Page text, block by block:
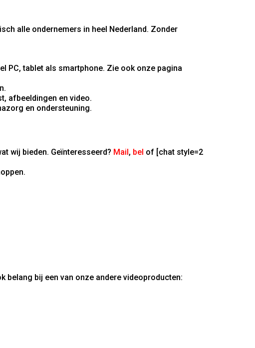
alle ondernemers in heel Nederland. Zonder
PC, tablet als smartphone. Zie ook onze pagina
afbeeldingen en video.
en ondersteuning.
wij bieden. Geïnteresseerd? Mail, bel of [chat style=2
belang bij een van onze andere videoproducten: